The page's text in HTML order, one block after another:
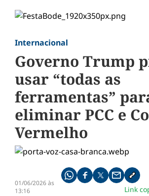
Internacional
Governo Trump
usar “todas as
ferramentas”
eliminar PCC e
Vermelho
01/06/2026 às
13:16
Compartilhe pelo whatsapp
Compartilhar no
Compartilhar no
Link